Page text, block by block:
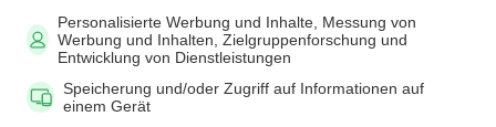
MPO Glasfaserkabel LWL-Patchkabel
Faser-
Personalisierte Werbung und Inhalte, Messung von
Werbung und Inhalten, Zielgruppenforschung und
Entwicklung von Dienstleistungen
Speicherung und/oder Zugriff auf Informationen auf
einem Gerät